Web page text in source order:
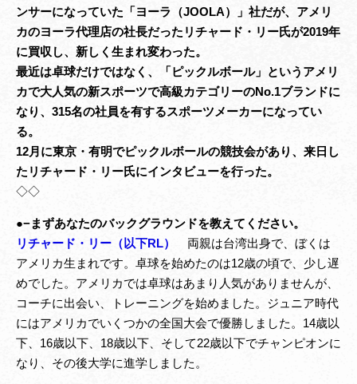
ンサーになっていた「ヨーラ（JOOLA）」社だが、アメリ
カのヨーラ代理店の社長だったリチャード・リー氏が2019年
に買収し、新しく生まれ変わった。
最近は卓球だけではなく、「ピックルボール」というアメリ
カで大人気の新スポーツで高級カテゴリーのNo.1ブランドに
なり、315名の社員を有するスポーツメーカーになってい
る。
12月に東京・有明でピックルボールの競技会があり、来日し
たリチャード・リー氏にインタビューを行った。
◇◇
●−まずあなたのバックグラウンドを教えてください。
リチャード・リー（以下RL）
両親は台湾出身で、ぼくは
アメリカ生まれです。卓球を始めたのは12歳の頃で、少し遅
めでした。アメリカでは卓球はあまり人気がありませんが、
コーチに出会い、トレーニングを始めました。ジュニア時代
にはアメリカでいくつかの全国大会で優勝しました。14歳以
下、16歳以下、18歳以下、そして22歳以下でチャンピオンに
なり、その後大学に進学しました。